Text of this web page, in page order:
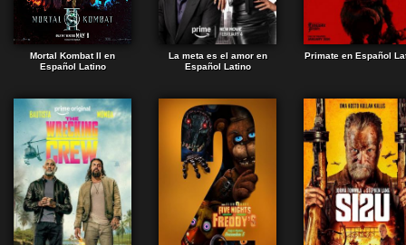
Mortal Kombat II en
Español Latino
La meta es el amor en
Español Latino
Primate en Español